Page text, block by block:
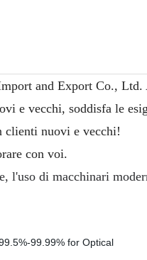
and Export Co.,
e vecchi, soddisfa le
clienti nuovi e vecchi!
con voi.
l'uso di macchinari